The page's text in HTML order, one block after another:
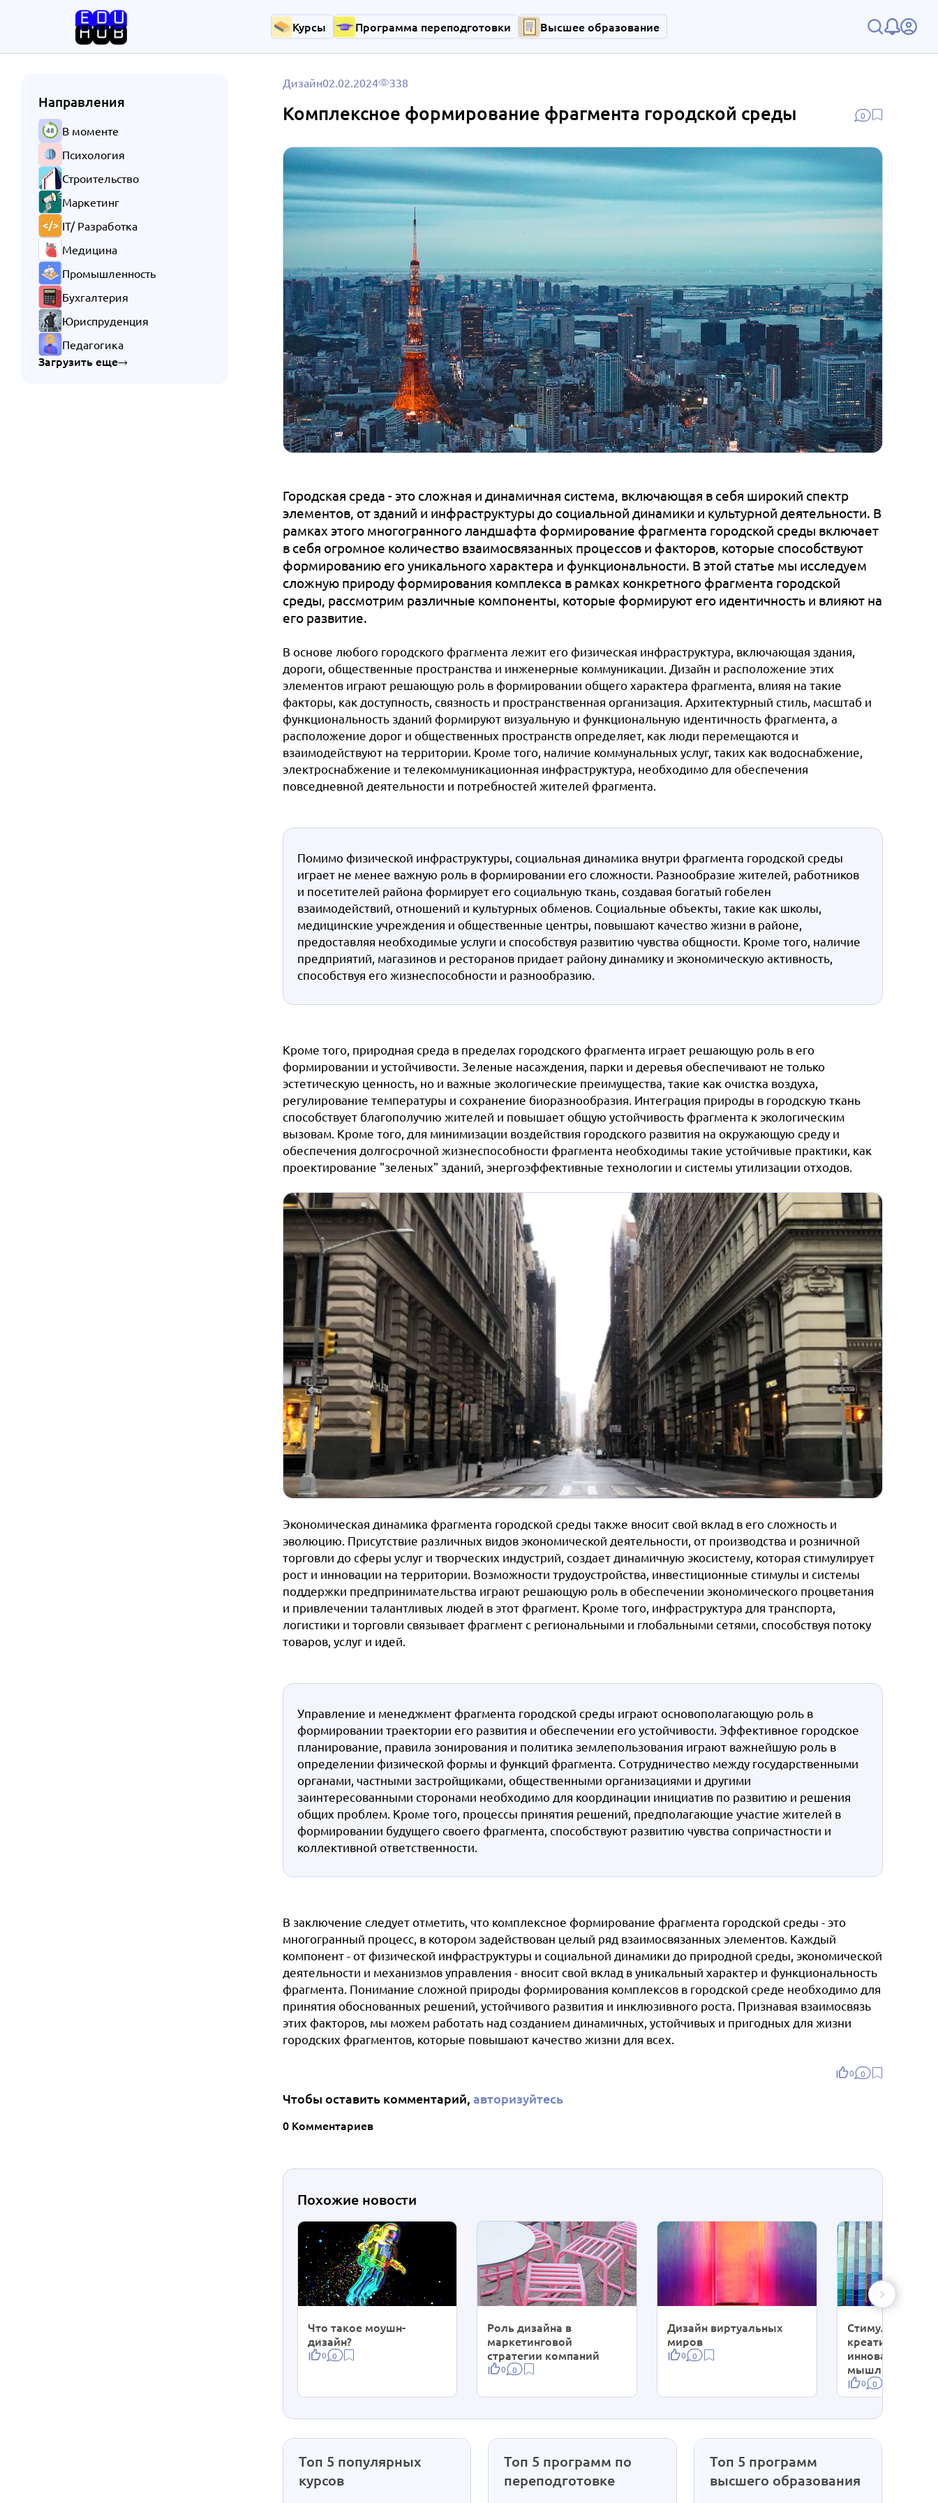
Курсы Программа переподготовки Высшее образование
Направления
В моменте
Психология
Строительство
Маркетинг
IT/ Разработка
Медицина
Промышленность
Бухгалтерия
Юриспруденция
Педагогика
Загрузить еще
0
Дизайн02.02.2024 338
Комплексное формирование фрагмента городской среды
Городская среда - это сложная и динамичная система, включающая в себя широкий спектр
элементов, от зданий и инфраструктуры до социальной динамики и культурной деятельности. В
рамках этого многогранного ландшафта формирование фрагмента городской среды включает
в себя огромное количество взаимосвязанных процессов и факторов, которые способствуют
формированию его уникального характера и функциональности. В этой статье мы исследуем
сложную природу формирования комплекса в рамках конкретного фрагмента городской
среды, рассмотрим различные компоненты, которые формируют его идентичность и влияют на
его развитие.
В основе любого городского фрагмента лежит его физическая инфраструктура, включающая здания,
дороги, общественные пространства и инженерные коммуникации. Дизайн и расположение этих
элементов играют решающую роль в формировании общего характера фрагмента, влияя на такие
факторы, как доступность, связность и пространственная организация. Архитектурный стиль, масштаб и
функциональность зданий формируют визуальную и функциональную идентичность фрагмента, а
расположение дорог и общественных пространств определяет, как люди перемещаются и
взаимодействуют на территории. Кроме того, наличие коммунальных услуг, таких как водоснабжение,
электроснабжение и телекоммуникационная инфраструктура, необходимо для обеспечения
повседневной деятельности и потребностей жителей фрагмента.
Помимо физической инфраструктуры, социальная динамика внутри фрагмента городской среды
играет не менее важную роль в формировании его сложности. Разнообразие жителей, работников
и посетителей района формирует его социальную ткань, создавая богатый гобелен
взаимодействий, отношений и культурных обменов. Социальные объекты, такие как школы,
медицинские учреждения и общественные центры, повышают качество жизни в районе,
предоставляя необходимые услуги и способствуя развитию чувства общности. Кроме того, наличие
предприятий, магазинов и ресторанов придает району динамику и экономическую активность,
способствуя его жизнеспособности и разнообразию.
Кроме того, природная среда в пределах городского фрагмента играет решающую роль в его
формировании и устойчивости. Зеленые насаждения, парки и деревья обеспечивают не только
эстетическую ценность, но и важные экологические преимущества, такие как очистка воздуха,
регулирование температуры и сохранение биоразнообразия. Интеграция природы в городскую ткань
способствует благополучию жителей и повышает общую устойчивость фрагмента к экологическим
вызовам. Кроме того, для минимизации воздействия городского развития на окружающую среду и
обеспечения долгосрочной жизнеспособности фрагмента необходимы такие устойчивые практики, как
проектирование "зеленых" зданий, энергоэффективные технологии и системы утилизации отходов.
Экономическая динамика фрагмента городской среды также вносит свой вклад в его сложность и
эволюцию. Присутствие различных видов экономической деятельности, от производства и розничной
торговли до сферы услуг и творческих индустрий, создает динамичную экосистему, которая стимулирует
рост и инновации на территории. Возможности трудоустройства, инвестиционные стимулы и системы
поддержки предпринимательства играют решающую роль в обеспечении экономического процветания
и привлечении талантливых людей в этот фрагмент. Кроме того, инфраструктура для транспорта,
логистики и торговли связывает фрагмент с региональными и глобальными сетями, способствуя потоку
товаров, услуг и идей.
Управление и менеджмент фрагмента городской среды играют основополагающую роль в
формировании траектории его развития и обеспечении его устойчивости. Эффективное городское
планирование, правила зонирования и политика землепользования играют важнейшую роль в
определении физической формы и функций фрагмента. Сотрудничество между государственными
органами, частными застройщиками, общественными организациями и другими
заинтересованными сторонами необходимо для координации инициатив по развитию и решения
общих проблем. Кроме того, процессы принятия решений, предполагающие участие жителей в
формировании будущего своего фрагмента, способствуют развитию чувства сопричастности и
коллективной ответственности.
В заключение следует отметить, что комплексное формирование фрагмента городской среды - это
многогранный процесс, в котором задействован целый ряд взаимосвязанных элементов. Каждый
компонент - от физической инфраструктуры и социальной динамики до природной среды, экономической
деятельности и механизмов управления - вносит свой вклад в уникальный характер и функциональность
фрагмента. Понимание сложной природы формирования комплексов в городской среде необходимо для
принятия обоснованных решений, устойчивого развития и инклюзивного роста. Признавая взаимосвязь
этих факторов, мы можем работать над созданием динамичных, устойчивых и пригодных для жизни
городских фрагментов, которые повышают качество жизни для всех.
0 0
Чтобы оставить комментарий, авторизуйтесь
0 Комментариев
Похожие новости
Что такое моушн-
дизайн?
0 0
Роль дизайна в
маркетинговой
стратегии компаний
0 0
Дизайн виртуальных
миров
0 0
креативности и
мышления
0 0
Топ 5 популярных
курсов
Топ 5 программ по
переподготовке
Топ 5 программ
высшего образования